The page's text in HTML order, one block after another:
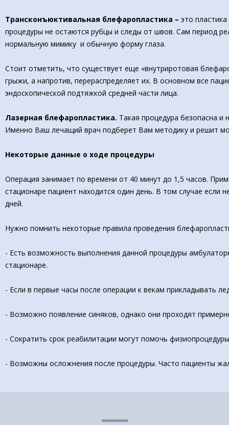
Трансконъюктивальная блефаропластика – это
процедуры не остаются рубцы и следы от швов. Сам период
нормальную мимику и обычную форму глаза.
Стоит отметить, что существует еще «внутриротовая
грыжи, а напротив, перераспределяет их. В основном все
эндоскопической подтяжкой средней части лица.
Лазерная блефаропластика. Такая процедура безопасна
Именно Ваш лечащий врач подберет Вам методику и решит
Некоторые данные о ходе процедуры
Операция занимает по времени от 40 минут до 1,5 часов.
стационаре пациент находится один день. В том случае если
дней.
Нужно помнить некоторые правила проведения
- Есть возможность выполнения данной процедуры
стационаре.
- Если в первые часы после операции к векам прикладывать
- Возможно появление синяков, однако они проходят
- Сократить срок реабилитации могут помочь
- Возможны осложнения после процедуры. Часто пациенты